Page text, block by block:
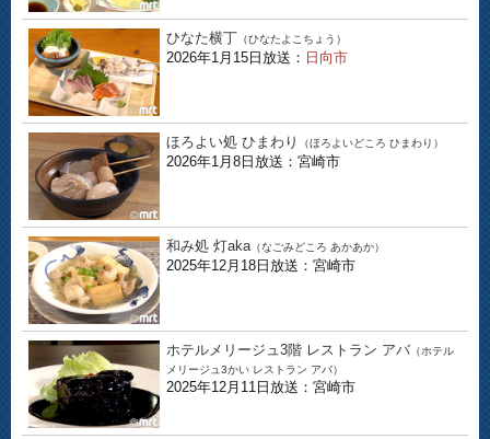
ひなた横丁 （ひなたよこちょう）
2026年1月15日放送： 日向市
ほろよい処 ひまわり （ほろよいどころ ひまわり）
2026年1月8日放送：宮崎市
和み処 灯aka （なごみどころ あかあか）
2025年12月18日放送：宮崎市
ホテルメリージュ3階 レストラン アバ （ホテル
メリージュ3かい レストラン アバ）
2025年12月11日放送：宮崎市